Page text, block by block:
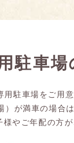
駐車場
駐車場をご用
）が満車の場合
やご年配の方